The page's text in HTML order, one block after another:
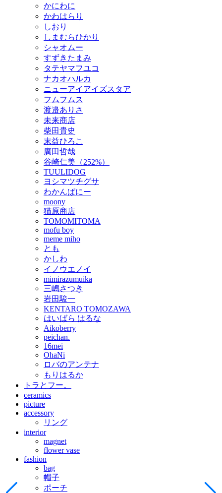
かにわに
かわはらり
しおり
しまむらひかり
シャオムー
すずきたまみ
タテヤマフユコ
ナカオハルカ
ニューアイアイズスタア
フムフムス
渡邉ありさ
未来商店
柴田貴史
末益ひろこ
廣田哲哉
谷崎仁美（252%）
TUULIDOG
ヨシマツチグサ
わかんぱにー
moony
猫原商店
TOMOMITOMA
mofu boy
meme miho
とも
かしわ
イノウエノイ
mimirazumuika
三嶋さつき
岩田駿一
KENTARO TOMOZAWA
はいばら はるな
Aikoberry
peichan.
16mei
OhaNi
ロバのアンテナ
もりはるか
トラとフー。
ceramics
picture
accessory
リング
interior
magnet
flower vase
fashion
bag
帽子
ポーチ